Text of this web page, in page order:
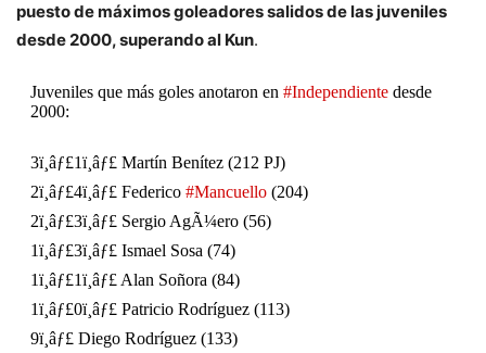
puesto de máximos goleadores salidos de las juveniles
desde 2000, superando al Kun.
Juveniles que más goles anotaron en #Independientedesde
2000:
3ï¸âƒ£1ï¸âƒ£ Martín Benítez (212 PJ)
2ï¸âƒ£4ï¸âƒ£ Federico #Mancuello(204)
2ï¸âƒ£3ï¸âƒ£ Sergio AgÃ¼ero (56)
1ï¸âƒ£3ï¸âƒ£ Ismael Sosa (74)
1ï¸âƒ£1ï¸âƒ£ Alan Soñora (84)
1ï¸âƒ£0ï¸âƒ£ Patricio Rodríguez (113)
9ï¸âƒ£ Diego Rodríguez (133)